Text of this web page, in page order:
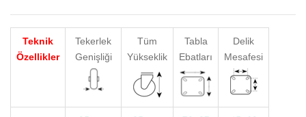
Teknik
Özellikler
Tekerlek
Genişliği
Tüm
Yükseklik
Tabla
Ebatları
Delik
Mesafesi